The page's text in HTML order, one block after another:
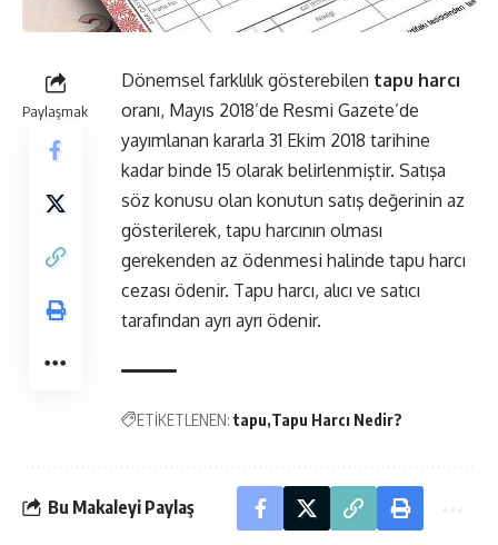
Paylaşmak
Dönemsel farklılık gösterebilen tapu harcı
oranı, Mayıs 2018’de Resmi Gazete’de
yayımlanan kararla 31 Ekim 2018 tarihine
kadar binde 15 olarak belirlenmiştir. Satışa
söz konusu olan konutun satış değerinin az
gösterilerek, tapu harcının olması
gerekenden az ödenmesi halinde tapu harcı
cezası ödenir. Tapu harcı, alıcı ve satıcı
tarafından ayrı ayrı ödenir.
ETİKETLENEN: tapu Tapu Harcı Nedir?
Bu Makaleyi Paylaş